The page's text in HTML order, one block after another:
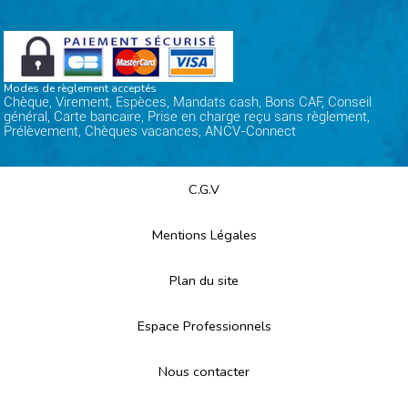
Modes de règlement acceptés
Chèque, Virement, Espèces, Mandats cash, Bons CAF, Conseil
général, Carte bancaire, Prise en charge reçu sans règlement,
Prélèvement, Chèques vacances, ANCV-Connect
C.G.V
Mentions Légales
Plan du site
Espace Professionnels
Nous contacter